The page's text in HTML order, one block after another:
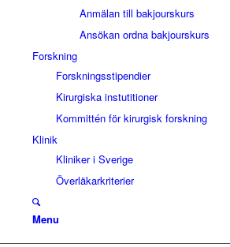
Anmälan till bakjourskurs
Ansökan ordna bakjourskurs
Forskning
Forskningsstipendier
Kirurgiska instutitioner
Kommittén för kirurgisk forskning
Klinik
Kliniker i Sverige
Överläkarkriterier
Menu